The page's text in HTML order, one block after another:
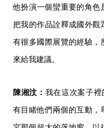
他扮演一個蠻重要的角色
把我的作品詮釋成國外觀
有很多國際展覽的經驗，
來給我建議。
陳湘汶： 我在這次案子裡
有目睹他們兩個的互動，